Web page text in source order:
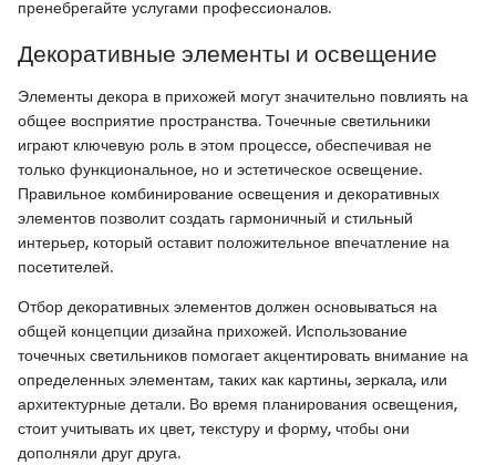
пренебрегайте услугами профессионалов.
Декоративные элементы и освещение
Элементы декора в прихожей могут значительно повлиять на
общее восприятие пространства. Точечные светильники
играют ключевую роль в этом процессе, обеспечивая не
только функциональное, но и эстетическое освещение.
Правильное комбинирование освещения и декоративных
элементов позволит создать гармоничный и стильный
интерьер, который оставит положительное впечатление на
посетителей.
Отбор декоративных элементов должен основываться на
общей концепции дизайна прихожей. Использование
точечных светильников помогает акцентировать внимание на
определенных элементам, таких как картины, зеркала, или
архитектурные детали. Во время планирования освещения,
стоит учитывать их цвет, текстуру и форму, чтобы они
дополняли друг друга.